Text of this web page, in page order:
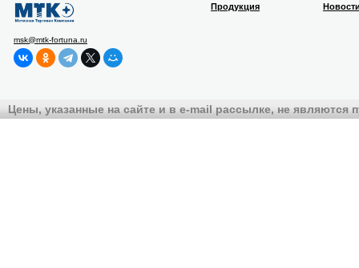
msk@mtk-fortuna.ru
Продукция
Цены, указанные на сайте и в e-mail рассылке, не являются